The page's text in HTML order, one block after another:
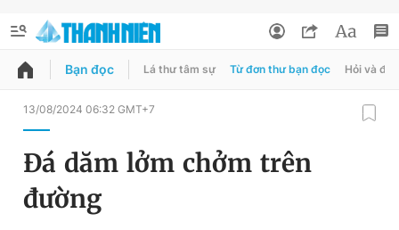
QUẢNG CÁO
Chuyên mục
Đổi mật khẩu
Tin đã lưu
Bạn đọc Lá thư tâm sự Từ đơn thư bạn đọc Hỏi và đáp
13/08/2024 06:32 GMT+7
Đá dăm lởm chởm trên
đường